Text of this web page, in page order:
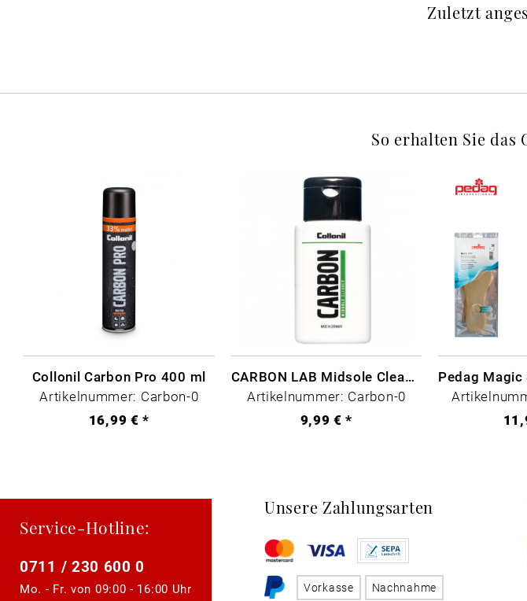
Zuletzt
So erhalten Sie das
Collonil Carbon Pro 400 ml
Artikelnummer: Carbon-0
16,99 € *
CARBON LAB Midsole Cleaner
Artikelnummer: Carbon-0
9,99 € *
Service-Hotline:
0711 / 230 600 0
Mo. - Fr. von 09:00 - 16:00 Uhr
Unsere Zahlungsarten
Vorkasse Nachnahme